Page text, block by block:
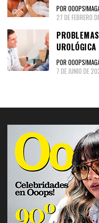
POR
27 DE FEBRERO
UROLÓGICA
POR
7 DE JUNIO DE